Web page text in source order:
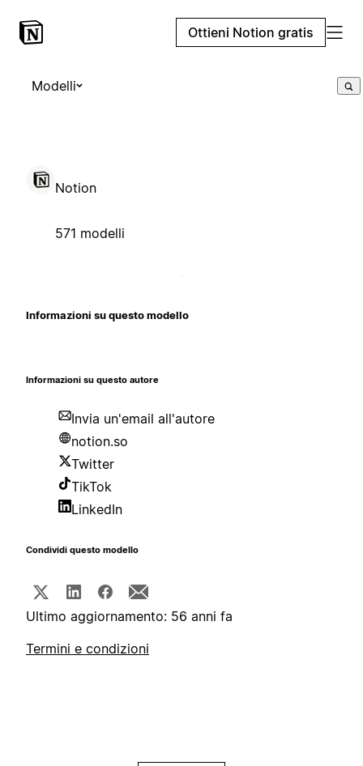
Ottieni Notion gratis
Modelli
Notion
571 modelli
Informazioni su questo modello
Informazioni su questo autore
Invia un'email all'autore
notion.so
Twitter
TikTok
LinkedIn
Condividi questo modello
Ultimo aggiornamento: 56 anni fa
Termini e condizioni